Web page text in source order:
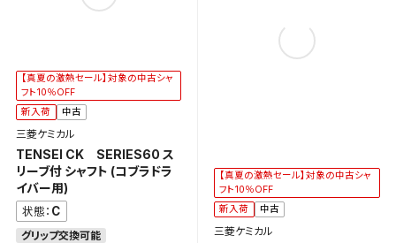
【真夏の激熱セール】対象の中古シャ
フト10％OFF
新入荷
中古
三菱ケミカル
TENSEI CK SERIES60 ス
リーブ付 シャフト (コブラドラ
イバー用)
状態： C
グリップ交換可能
【真夏の激熱セール】対象の中古シャ
フト10％OFF
新入荷
中古
三菱ケミカル